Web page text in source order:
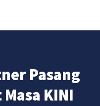
Pasang
KINI